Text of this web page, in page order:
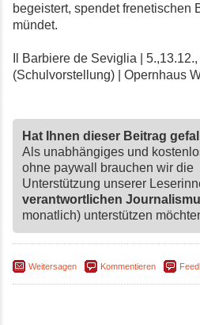
begeistert, spendet frenetischen
mündet.
Il Barbiere de Seviglia |
(Schulvorstellung) | Opernhaus
Hat Ihnen dieser Beitrag
Als unabhängiges und
ohne paywall brauchen wir die
Unterstützung unserer
verantwortlichen
monatlich) unterstützen
Weitersagen Kommentieren